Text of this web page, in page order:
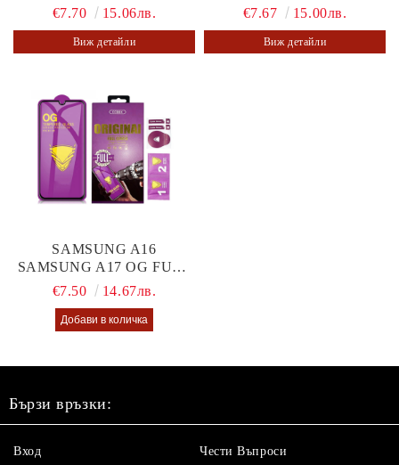
€7.70
15.06лв.
Виж детайли
€7.67
15.00лв.
Виж детайли
SAMSUNG A16
SAMSUNG A17 OG FULL
GLUE GLASS
€7.50 14.67лв.
Бързи връзки:
Вход Чести Въпроси